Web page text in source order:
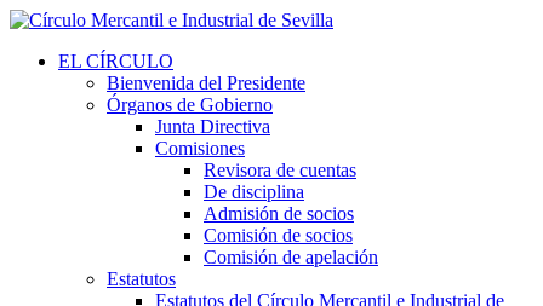
EL CÍRCULO
Bienvenida del Presidente
Órganos de Gobierno
Junta Directiva
Comisiones
Revisora de cuentas
De disciplina
Admisión de socios
Comisión de socios
Comisión de apelación
Estatutos
Estatutos del Círculo Mercantil e Industrial de